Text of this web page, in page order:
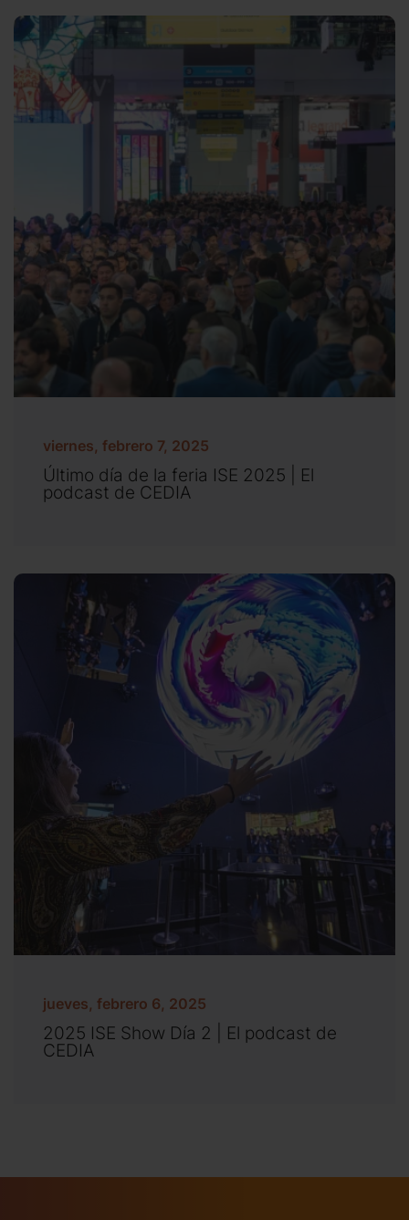
viernes, febrero 7, 2025
Último día de la feria ISE 2025 | El
podcast de CEDIA
jueves, febrero 6, 2025
2025 ISE Show Día 2 | El podcast de
CEDIA